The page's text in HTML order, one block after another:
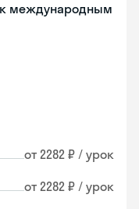
к международным
от 2282 ₽ / урок
от 2282 ₽ / урок